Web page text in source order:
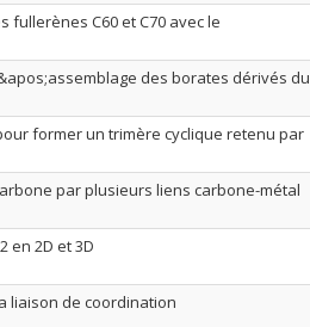
C60 et C70 avec le
des borates dérivés du
former un trimère cyclique retenu par
par plusieurs liens carbone-métal
en 2D et 3D
liaison de coordination